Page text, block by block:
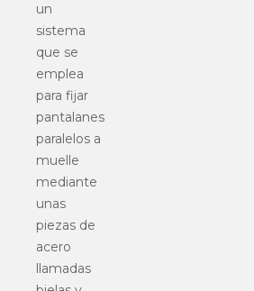
un
sistema
que se
emplea
para fijar
pantalanes
paralelos a
muelle
mediante
unas
piezas de
acero
llamadas